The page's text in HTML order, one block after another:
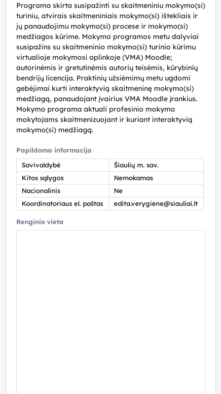
Programa skirta susipažinti su skaitmeniniu mokymo(si)
turiniu, atvirais skaitmeniniais mokymo(si) ištekliais ir
jų panaudojimu mokymo(si) procese ir mokymo(si)
medžiagos kūrime. Mokymo programos metu dalyviai
susipažins su skaitmeninio mokymo(si) turinio kūrimu
virtualioje mokymosi aplinkoje (VMA) Moodle;
autorinėmis ir gretutinėmis autorių teisėmis, kūrybinių
bendrijų licencija. Praktinių užsiėmimų metu ugdomi
gebėjimai kurti interaktyvią skaitmeninę mokymo(si)
medžiagą, panaudojant įvairius VMA Moodle įrankius.
Mokymo programa aktuali profesinio mokymo
mokytojams skaitmenizuojant ir kuriant interaktyvią
mokymo(si) medžiagą.
Papildoma informacija
Savivaldybė
Šiaulių m. sav.
Kitos sąlygos
Nemokamas
Nacionalinis
Ne
Koordinatoriaus el. paštas
edita.verygiene@siauliai.lt
Renginio vieta